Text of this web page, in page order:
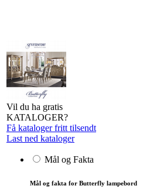
Vil du ha gratis
KATALOGER?
Få kataloger fritt tilsendt
Last ned kataloger
Mål og Fakta
Mål og fakta for Butterfly lampebord